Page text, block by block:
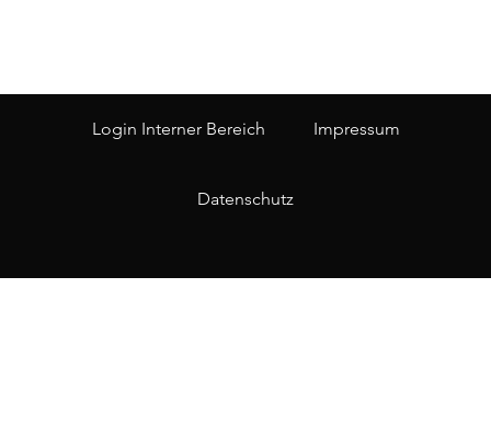
Login Interner Bereich Impressum
Datenschutz